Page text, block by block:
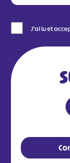
J'ai lu et